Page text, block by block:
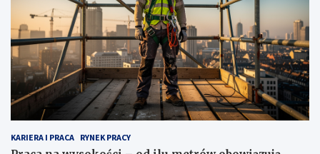
KARIERA I PRACA RYNEK PRACY